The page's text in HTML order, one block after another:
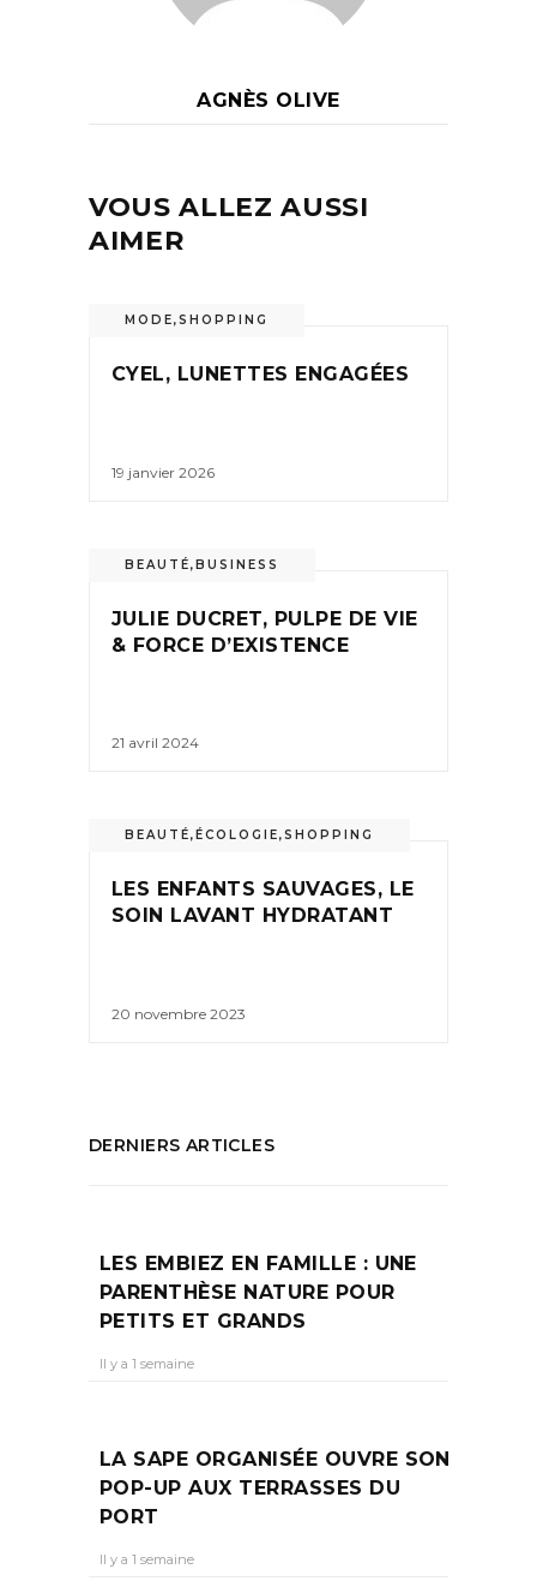
AGNÈS OLIVE
VOUS ALLEZ AUSSI
AIMER
MODE,SHOPPING
CYEL, LUNETTES ENGAGÉES
19 janvier 2026
BEAUTÉ,BUSINESS
JULIE DUCRET, PULPE DE VIE
& FORCE D’EXISTENCE
21 avril 2024
BEAUTÉ, ÉCOLOGIE,SHOPPING
LES ENFANTS SAUVAGES, LE
SOIN LAVANT HYDRATANT
20 novembre 2023
DERNIERS ARTICLES
LES EMBIEZ EN FAMILLE : UNE
PARENTHÈSE NATURE POUR
PETITS ET GRANDS
Il y a 1 semaine
LA SAPE ORGANISÉE OUVRE SON
POP-UP AUX TERRASSES DU
PORT
Il y a 1 semaine